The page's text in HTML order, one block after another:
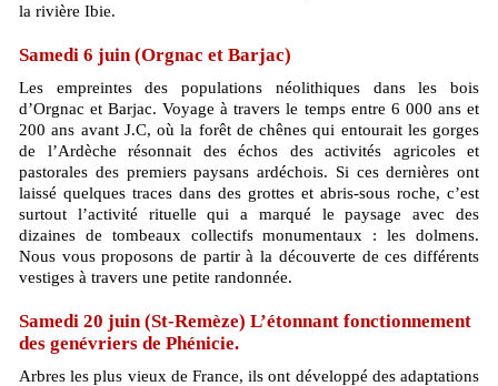
la rivière Ibie.
Samedi 6 juin (Orgnac et Barjac)
Les empreintes des populations néolithiques dans les bois
d’Orgnac et Barjac. Voyage à travers le temps entre 6 000 ans et
200 ans avant J.C, où la forêt de chênes qui entourait les gorges
de l’Ardèche résonnait des échos des activités agricoles et
pastorales des premiers paysans ardéchois. Si ces dernières ont
laissé quelques traces dans des grottes et abris-sous roche, c’est
surtout l’activité rituelle qui a marqué le paysage avec des
dizaines de tombeaux collectifs monumentaux : les dolmens.
Nous vous proposons de partir à la découverte de ces différents
vestiges à travers une petite randonnée.
Samedi 20 juin (St-Remèze) L’étonnant fonctionnement
des genévriers de Phénicie.
Arbres les plus vieux de France, ils ont développé des adaptations